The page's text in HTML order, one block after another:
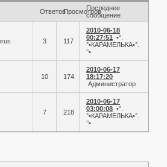
ОтветовПросмотровПоследнее
сообщение
3 117
2010-06-18
00:27:51
•°.
°•КАРАМЕЛЬКА•°.
°•
10 174
2010-06-17
18:17:20
Администратор
7 218
2010-06-17
03:00:08 •°.
°•КАРАМЕЛЬКА•°.
°•